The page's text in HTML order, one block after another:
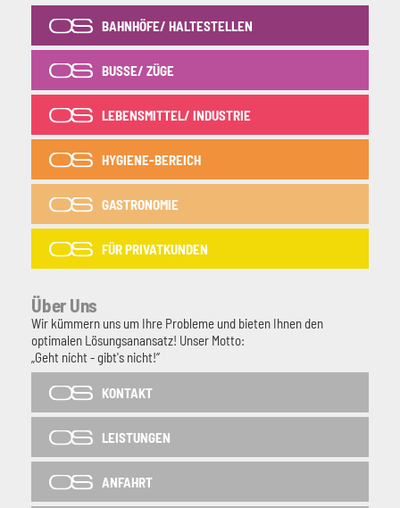
BAHNHÖFE/ HALTESTELLEN
BUSSE/ ZÜGE
LEBENSMITTEL/ INDUSTRIE
HYGIENE-BEREICH
GASTRONOMIE
FÜR PRIVATKUNDEN
Über Uns
Wir kümmern uns um Ihre Probleme und bieten Ihnen den
optimalen Lösungsanansatz! Unser Motto:
„Geht nicht - gibt's nicht!“
KONTAKT
LEISTUNGEN
ANFAHRT